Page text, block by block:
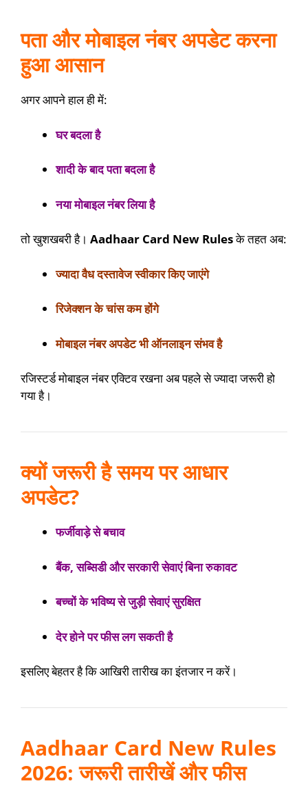
पता और मोबाइल नंबर अपडेट करना
हुआ आसान
अगर आपने हाल ही में:
घर बदला है
शादी के बाद पता बदला है
नया मोबाइल नंबर लिया है
तो खुशखबरी है। Aadhaar Card New Rulesके तहत अब:
ज्यादा वैध दस्तावेज स्वीकार किए जाएंगे
रिजेक्शन के चांस कम होंगे
मोबाइल नंबर अपडेट भी ऑनलाइन संभव है
रजिस्टर्ड मोबाइल नंबर एक्टिव रखना अब पहले से ज्यादा जरूरी हो
गया है।
क्यों जरूरी है समय पर आधार
अपडेट?
फर्जीवाड़े से बचाव
बैंक, सब्सिडी और सरकारी सेवाएं बिना रुकावट
बच्चों के भविष्य से जुड़ी सेवाएं सुरक्षित
देर होने पर फीस लग सकती है
इसलिए बेहतर है कि आखिरी तारीख का इंतजार न करें।
Aadhaar Card New Rules
2026: जरूरी तारीखें और फीस